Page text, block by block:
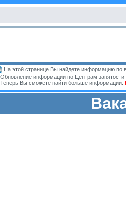
На этой странице Вы найдете информацию по
Обновление информации по Центрам занятости
Теперь Вы сможете найти больше информации.